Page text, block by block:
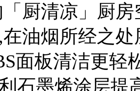
厨清凉」厨
油烟所经之
面板清洁更轻
石墨烯涂层提